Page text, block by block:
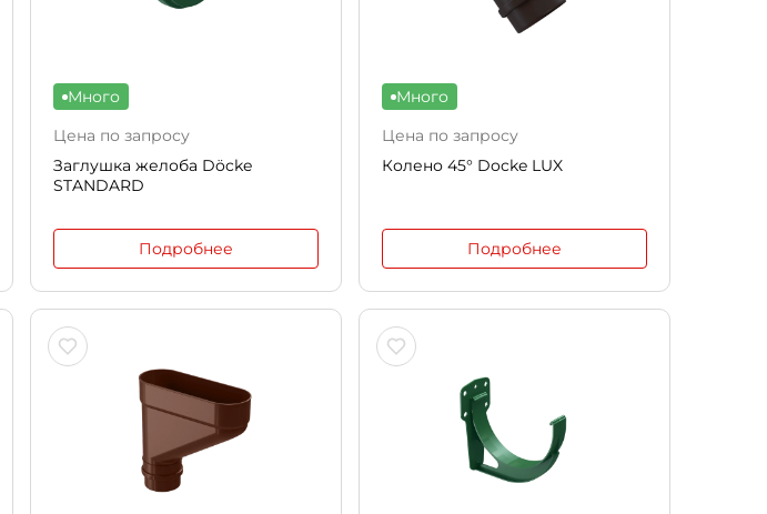
Много
Цена по запросу
Заглушка желоба Döcke
STANDARD
Подробнее
Много
Цена по запросу
Колено 45° Docke LUX
Подробнее